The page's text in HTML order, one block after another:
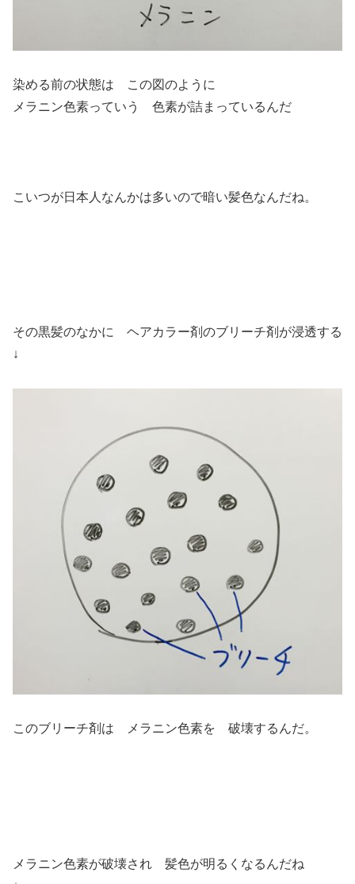
染める前の状態は この図のように
メラニン色素っていう 色素が詰まっているんだ
こいつが日本人なんかは多いので暗い髪色なんだね。
その黒髪のなかに ヘアカラー剤のブリーチ剤が浸透する
↓
このブリーチ剤は メラニン色素を 破壊するんだ。
メラニン色素が破壊され 髪色が明るくなるんだね